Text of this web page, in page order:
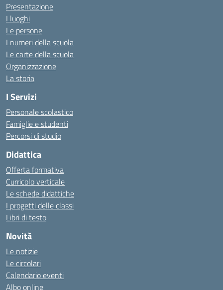
Presentazione
I luoghi
Le persone
I numeri della scuola
Le carte della scuola
Organizzazione
La storia
I Servizi
Personale scolastico
Famiglie e studenti
Percorsi di studio
Didattica
Offerta formativa
Curricolo verticale
Le schede didattiche
I progetti delle classi
Libri di testo
Novità
Le notizie
Le circolari
Calendario eventi
Albo online